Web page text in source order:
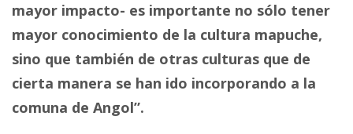
mayor impacto- es importante no sólo tener
mayor conocimiento de la cultura mapuche,
sino que también de otras culturas que de
cierta manera se han ido incorporando a la
comuna de Angol”.